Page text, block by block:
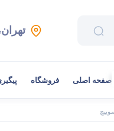
تهران،
صفحه اصلی فروشگاه